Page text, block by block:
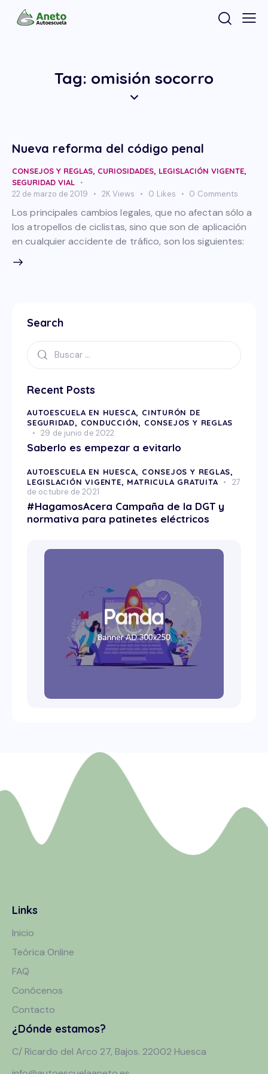
Tag: omisión socorro
Nueva reforma del código penal
CONSEJOS Y REGLAS, CURIOSIDADES, LEGISLACIÓN VIGENTE,
SEGURIDAD VIAL
22 de marzo de 2019 2K Views 0 Likes 0 Comments
Los principales cambios legales, que no afectan sólo a
los atropellos de ciclistas, sino que son de aplicación
en cualquier accidente de tráfico, son los siguientes:
Search
Recent Posts
AUTOESCUELA EN HUESCA, CINTURÓN DE
SEGURIDAD, CONDUCCIÓN, CONSEJOS Y REGLAS
29 de junio de 2022
Saberlo es empezar a evitarlo
AUTOESCUELA EN HUESCA, CONSEJOS Y REGLAS,
LEGISLACIÓN VIGENTE, MATRICULA GRATUITA
27
de octubre de 2021
#HagamosAcera Campaña de la DGT y
normativa para patinetes eléctricos
Links
Inicio
Teórica Online
FAQ
Conócenos
Contacto
¿Dónde estamos?
C/ Ricardo del Arco 27, Bajos. 22002 Huesca